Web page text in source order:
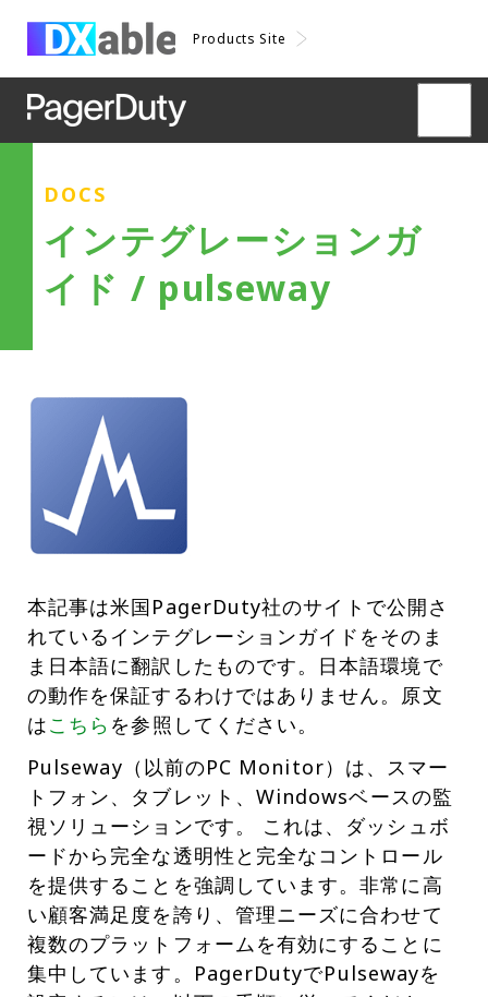
Products Site
DOCS
インテグレーションガ
イド / pulseway
本記事は米国PagerDuty社のサイトで公開さ
れているインテグレーションガイドをそのま
ま日本語に翻訳したものです。日本語環境で
の動作を保証するわけではありません。原文
はこちら を参照してください。
Pulseway（以前のPC Monitor）は、スマー
トフォン、タブレット、Windowsベースの監
視ソリューションです。 これは、ダッシュボ
ードから完全な透明性と完全なコントロール
を提供することを強調しています。非常に高
い顧客満足度を誇り、管理ニーズに合わせて
複数のプラットフォームを有効にすることに
集中しています。PagerDutyでPulsewayを